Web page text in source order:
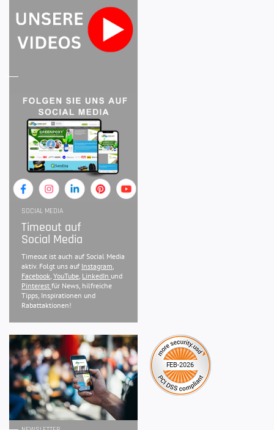
SOCIAL MEDIA
Timeout auf
Social Media
Timeout ist auch auf Social Media
aktiv. Folgt uns auf Instagram,
Facebook, YouTube, LinkedIn und
Pinterest für News, hilfreiche
Tipps, Inspirationen und
Rabattaktionen!